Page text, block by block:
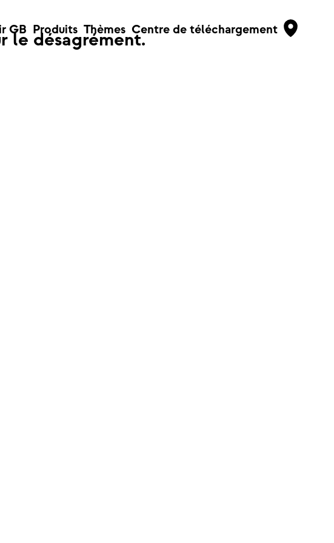
GB Produits Thèmes Centre de téléchargement
le désagrément.